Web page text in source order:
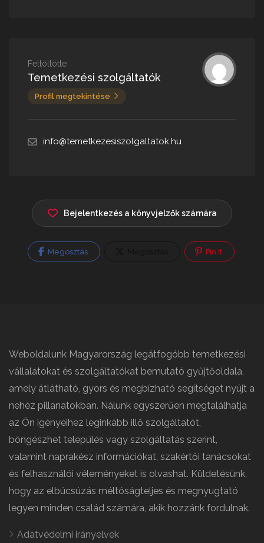
Feltöltötte
Temetkezési szolgáltatók
Profil megtekintése
info@temetkezesiszolgaltatok.hu
Bejelentkezés a könyvjelzők számára
Megosztás Pin It
Weboldalunk Magyarország legátfogóbb temetkezési
vállalatokat és szolgáltatókat bemutató gyűjtőoldala,
amely átlátható, gyors és megbízható segítséget nyújt a
nehéz pillanatokban. Nálunk egyszerűen megtalálhatja
az Ön igényeihez leginkább illő szolgáltatót,
böngészhet település vagy szolgáltatás szerint,
valamint naprakész információkat, szakértői tanácsokat
és felhasználói véleményeket is olvashat. Küldetésünk,
hogy az elbúcsúzás méltóságteljes és megnyugtató
legyen minden család számára, akik hozzánk fordulnak.
Adatvédelmi irányelvek